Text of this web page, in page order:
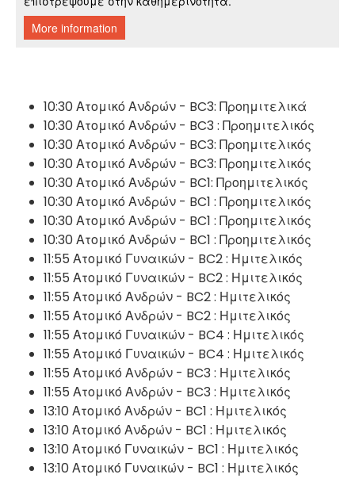
10:30 Ατομικό Ανδρών - BC3: Προημιτελικά
10:30 Ατομικό Ανδρών - BC3 : Προημιτελικός
10:30 Ατομικό Ανδρών - BC3: Προημιτελικός
10:30 Ατομικό Ανδρών - BC3: Προημιτελικός
10:30 Ατομικό Ανδρών - BC1: Προημιτελικός
10:30 Ατομικό Ανδρών - BC1 : Προημιτελικός
10:30 Ατομικό Ανδρών - BC1 : Προημιτελικός
10:30 Ατομικό Ανδρών - BC1 : Προημιτελικός
11:55 Ατομικό Γυναικών - BC2 : Ημιτελικός
11:55 Ατομικό Γυναικών - BC2 : Ημιτελικός
11:55 Ατομικό Ανδρών - BC2 : Ημιτελικός
11:55 Ατομικό Ανδρών - BC2 : Ημιτελικός
11:55 Ατομικό Γυναικών - BC4 : Ημιτελικός
11:55 Ατομικό Γυναικών - BC4 : Ημιτελικός
11:55 Ατομικό Ανδρών - BC3 : Ημιτελικός
11:55 Ατομικό Ανδρών - BC3 : Ημιτελικός
13:10 Ατομικό Ανδρών - BC1 : Ημιτελικός
13:10 Ατομικό Ανδρών - BC1 : Ημιτελικός
13:10 Ατομικό Γυναικών - BC1 : Ημιτελικός
13:10 Ατομικό Γυναικών - BC1 : Ημιτελικός